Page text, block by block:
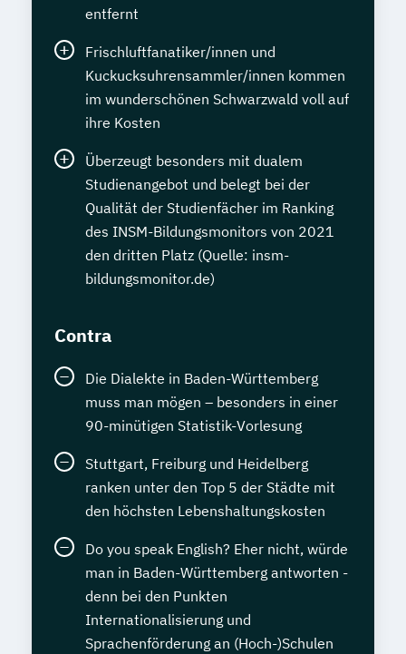
entfernt
Frischluftfanatiker/innen und
Kuckucksuhrensammler/innen kommen
im wunderschönen Schwarzwald voll auf
ihre Kosten
Überzeugt besonders mit dualem
Studienangebot und belegt bei der
Qualität der Studienfächer im Ranking
des INSM-Bildungsmonitors von 2021
den dritten Platz (Quelle: insm-
bildungsmonitor.de)
Contra
Die Dialekte in Baden-Württemberg
muss man mögen – besonders in einer
90-minütigen Statistik-Vorlesung
Stuttgart, Freiburg und Heidelberg
ranken unter den Top 5 der Städte mit
den höchsten Lebenshaltungskosten
Do you speak English? Eher nicht, würde
man in Baden-Württemberg antworten -
denn bei den Punkten
Internationalisierung und
Sprachenförderung an (Hoch-)Schulen